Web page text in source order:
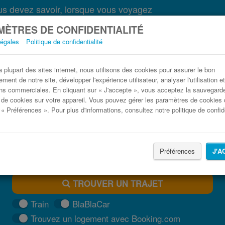
DE CONFIDENTIALITÉ
Politique de confidentialité
plupart des sites internet, nous utilisons des cookies pour assurer le bon
de notre site, développer l'expérience utilisateur, analyser l'utilisation
commerciales. En cliquant sur « J'accepte », vous acceptez la
cookies sur votre appareil. Vous pouvez gérer les paramètres de cookies
Préférences ». Pour plus d'informations, consultez notre politique de
Préférences
devez savoir, lorsque vous voyagez
Bus Creil pas cher
Trouvez votre billet de bus moins cher
TROUVER UN TRAJET
Train
BlaBlaCar
Trouvez un logement avec Booking.com